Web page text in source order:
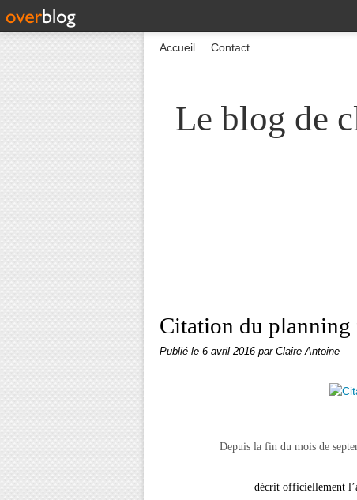
Le blog de
Accueil Contact
Citation du
Publié le 6 avril 2016 par Claire Antoine
Depuis la fin du mois de
décrit officiellement